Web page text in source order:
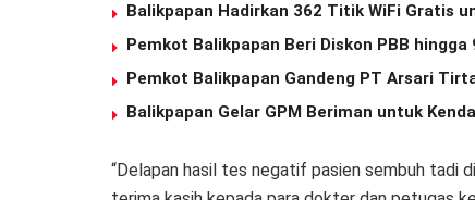
Balikpapan Hadirkan 362 Titik WiFi Gratis
Pemkot Balikpapan Beri Diskon PBB
Pemkot Balikpapan Gandeng PT Arsari
Balikpapan Gelar GPM Beriman untuk
“Delapan hasil tes negatif pasien sembuh tadi